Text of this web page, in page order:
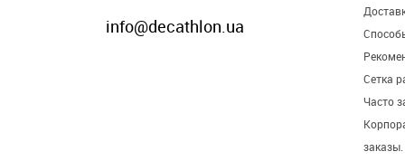
info@decathlon.ua
Сетка
Часто